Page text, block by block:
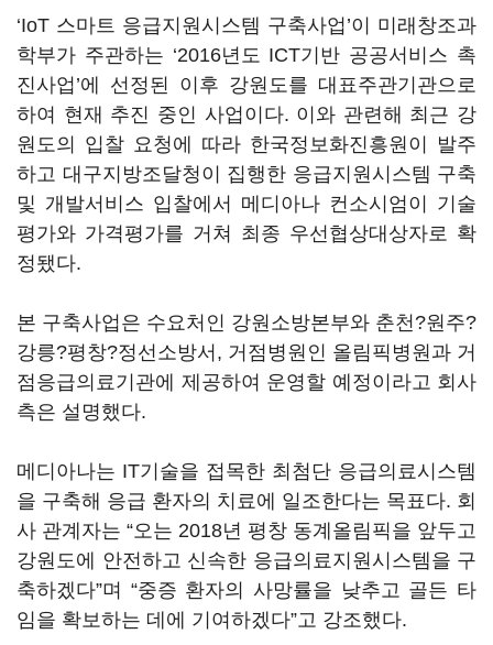
‘IoT 스마트 응급지원시스템 구축사업’이 미래창조과
학부가 주관하는 ‘2016년도 ICT기반 공공서비스 촉
진사업’에 선정된 이후 강원도를 대표주관기관으로
하여 현재 추진 중인 사업이다. 이와 관련해 최근 강
원도의 입찰 요청에 따라 한국정보화진흥원이 발주
하고 대구지방조달청이 집행한 응급지원시스템 구축
및 개발서비스 입찰에서 메디아나 컨소시엄이 기술
평가와 가격평가를 거쳐 최종 우선협상대상자로 확
정됐다.
본 구축사업은 수요처인 강원소방본부와 춘천?원주?
강릉?평창?정선소방서, 거점병원인 올림픽병원과 거
점응급의료기관에 제공하여 운영할 예정이라고 회사
측은 설명했다.
메디아나는 IT기술을 접목한 최첨단 응급의료시스템
을 구축해 응급 환자의 치료에 일조한다는 목표다. 회
사 관계자는 “오는 2018년 평창 동계올림픽을 앞두고
강원도에 안전하고 신속한 응급의료지원시스템을 구
축하겠다”며 “중증 환자의 사망률을 낮추고 골든 타
임을 확보하는 데에 기여하겠다”고 강조했다.